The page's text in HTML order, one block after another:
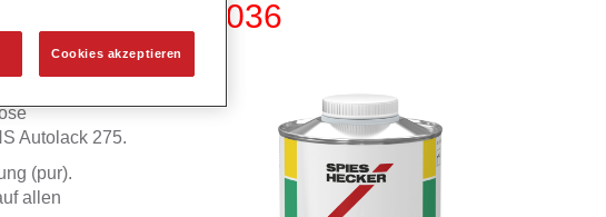
Blender 1036
Autolack 275.
(pur).
allen
Cookies akzeptieren